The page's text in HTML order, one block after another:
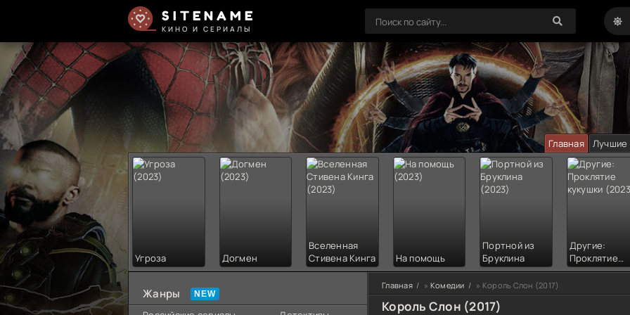
SITENAME
КИНО И СЕРИАЛЫ
Главная Лучшие
Угроза Догмен
Вселенная
Стивена Кинга
На помощь
Портной из
Бруклина
Другие:
Проклятие
кукушки
Жанры
Главная » Комедии » Король Слон (2017)
Король Слон (2017)